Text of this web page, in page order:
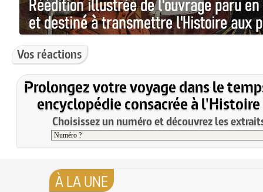
Vos réactions
Prolongez votre voyage dans le
encyclopédie consacrée à l'Histoire
Choisissez un numéro et découvrez les
À LA UNE